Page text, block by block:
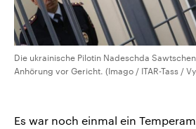
Die ukrainische Pilotin Nadeschda
Anhörung vor Gericht. (Imago / ITAR-Tass /
Es war noch einmal ein